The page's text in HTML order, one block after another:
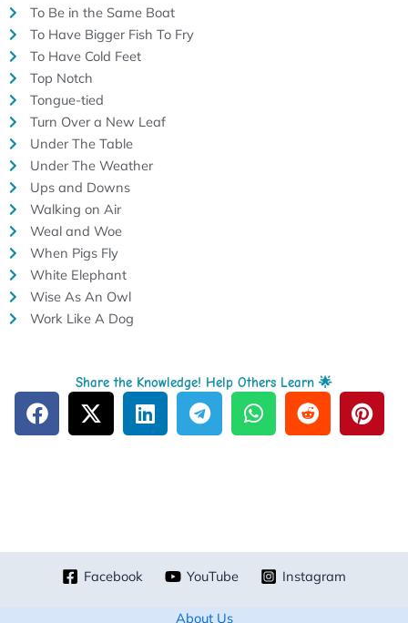
To Be in the Same Boat
To Have Bigger Fish To Fry
To Have Cold Feet
Top Notch
Tongue-tied
Turn Over a New Leaf
Under The Table
Under The Weather
Ups and Downs
Walking on Air
Weal and Woe
When Pigs Fly
White Elephant
Wise As An Owl
Work Like A Dog
Share the Knowledge! Help Others Learn 🌟
Facebook YouTube Instagram
About Us